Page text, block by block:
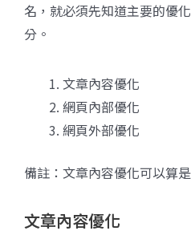
名，就必須先知道主要的優
分。
文章內容優化
網頁內部優化
網頁外部優化
備註：文章內容優化可以算
文章內容優化